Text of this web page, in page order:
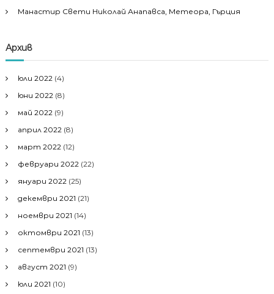
Манастир Свети Николай Анапавса, Метеора, Гърция
Архив
юли 2022(4)
юни 2022(8)
май 2022(9)
април 2022(8)
март 2022(12)
февруари 2022(22)
януари 2022(25)
декември 2021 (21)
ноември 2021 (14)
октомври 2021 (13)
септември 2021 (13)
август 2021 (9)
юли 2021 (10)